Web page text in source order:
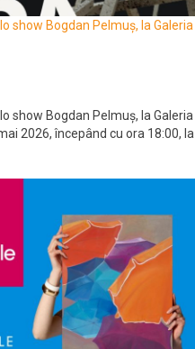
show Bogdan Pelmuș, la Galeria
show Bogdan Pelmuș, la Galeria
2026, începând cu ora 18:00, la